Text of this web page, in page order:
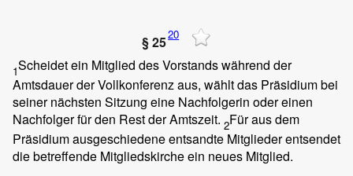
§ 2520
1Scheidet ein Mitglied des Vorstands während der
Amtsdauer der Vollkonferenz aus, wählt das Präsidium bei
seiner nächsten Sitzung eine Nachfolgerin oder einen
Nachfolger für den Rest der Amtszeit. 2Für aus dem
Präsidium ausgeschiedene entsandte Mitglieder entsendet
die betreffende Mitgliedskirche ein neues Mitglied.